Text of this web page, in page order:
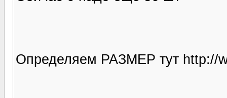
Определяем РАЗМЕР тут http://